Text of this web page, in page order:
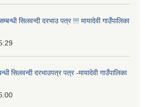
सिलवन्दी दरभाउ पत्र !!! मायादेवी गाउँपालिका
सिलवन्दी दरभाउपत्र पत्र -मायादेवी गाउँपालिका